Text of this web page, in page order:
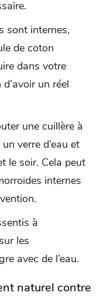
sont internes,
de coton
dans votre
un réel
une cuillère à
verre d’eau et
le soir. Cela peut
internes
à
les
avec de l’eau.
naturel contre